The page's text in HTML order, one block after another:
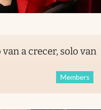
van a crecer, solo van
Members